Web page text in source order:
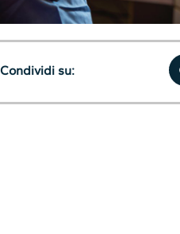
Condividi su: